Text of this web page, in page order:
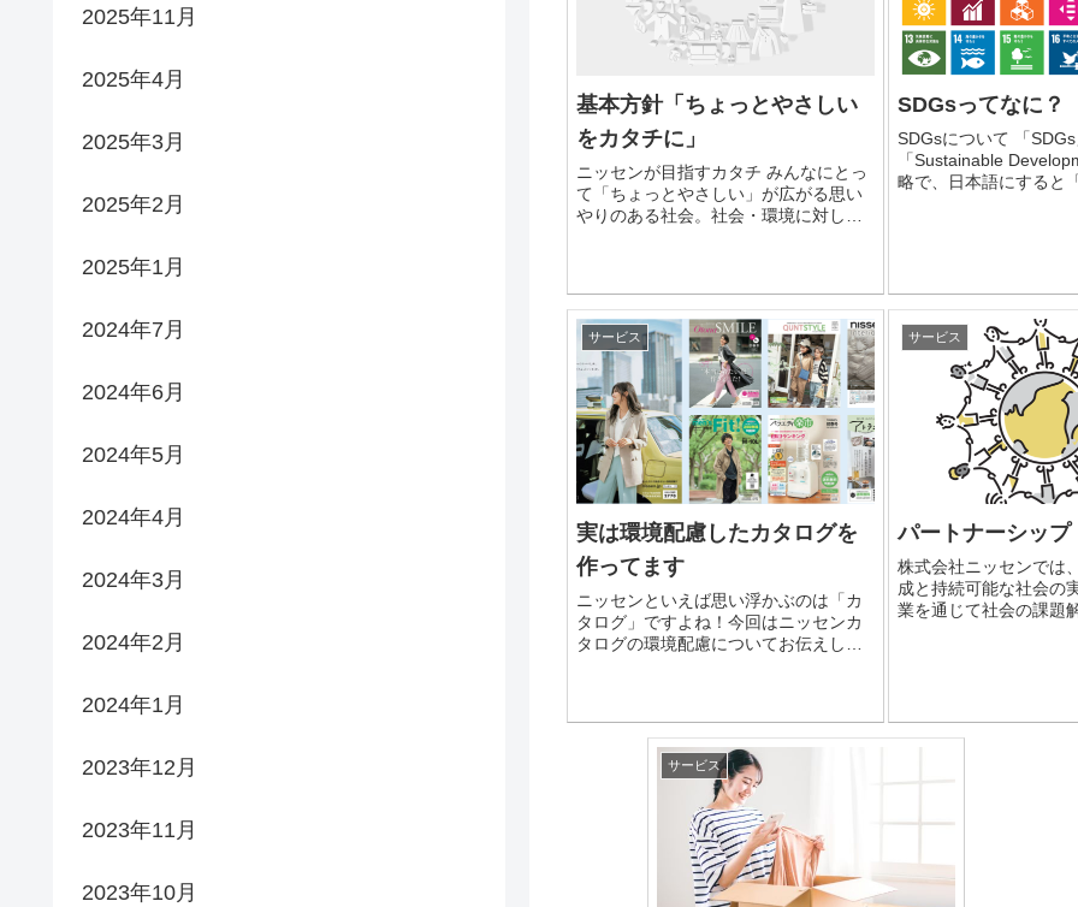
基本方針「ちょっとやさしい
をカタチに」
ニッセンが目指すカタチ みんなにとっ
て「ちょっとやさしい」が広がる思い
やりのある社会。社会・環境に対して
SDGsってなに？
SDGsについて 「SDGs」とは
「Sustainable
略で、日本語にすると
サービス
実は環境配慮したカタログを
作ってます
ニッセンといえば思い浮かぶのは「カ
タログ」ですよね！今回はニッセンカ
タログの環境配慮についてお伝えしま
サービス
パートナーシップ
株式会社ニッセンでは
成と持続可能な社会の
業を通じて社会の課題
サービス
2025年11月
2025年4月
2025年3月
2025年2月
2025年1月
2024年7月
2024年6月
2024年5月
2024年4月
2024年3月
2024年2月
2024年1月
2023年12月
2023年11月
2023年10月